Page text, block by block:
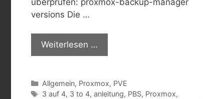
versions Die …
Weiterlesen …
Kategorien
Allgemein, Proxmox, PVE
Schlagwörter
3 auf 4, 3 to 4, anleitung, PBS, Proxmox,